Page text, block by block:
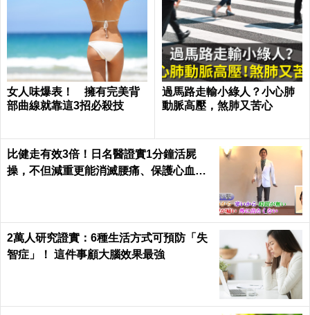
女人味爆表！ 擁有完美背
部曲線就靠這3招必殺技
過馬路走輸小綠人？小心肺
動脈高壓，煞肺又苦心
比健走有效3倍！日名醫證實1分鐘活屍
操，不但減重更能消滅腰痛、保護心血管
2萬人研究證實：6種生活方式可預防「失
智症」！ 這件事顧大腦效果最強